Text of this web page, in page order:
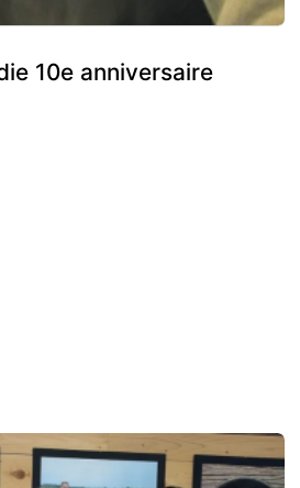
10e anniversaire